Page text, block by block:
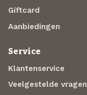
Giftcard
Aanbiedingen
Service
Klantenservice
Veelgestelde vragen